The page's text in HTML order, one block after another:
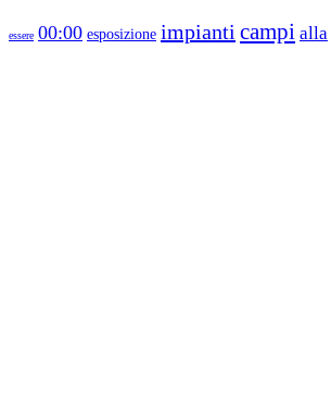
essere 00:00 esposizione impianti campi alla